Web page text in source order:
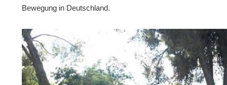
Bewegung in Deutschland.